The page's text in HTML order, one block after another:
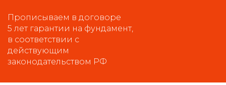
Прописываем в договоре
5 лет гарантии на фундамент,
в соответствии с
действующим
законодательством РФ